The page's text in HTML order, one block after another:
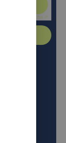
Captcha ⇗